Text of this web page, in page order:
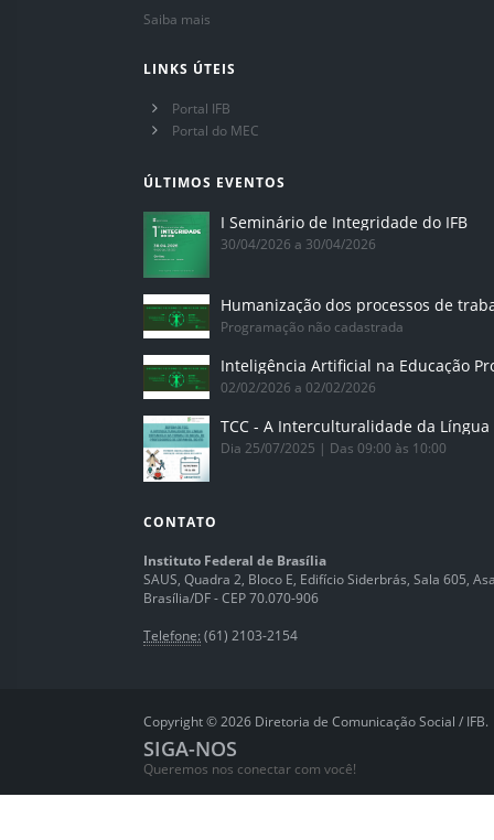
Saiba mais
LINKS ÚTEIS
Portal IFB
Portal do MEC
ÚLTIMOS EVENTOS
I Seminário de Integridade do IFB
30/04/2026 a 30/04/2026
Humanização dos processos de
Programação não cadastrada
02/02/2026 a 02/02/2026
Dia 25/07/2025 | Das 09:00 às 10:00
CONTATO
Instituto Federal de Brasília
SAUS, Quadra 2, Bloco E, Edifício Siderbrás, Sala 605,
Brasília/DF - CEP 70.070-906
Telefone: (61) 2103-2154
Copyright © 2026 Diretoria de Comunicação Social / IFB.
SIGA-NOS
Queremos nos conectar com você!